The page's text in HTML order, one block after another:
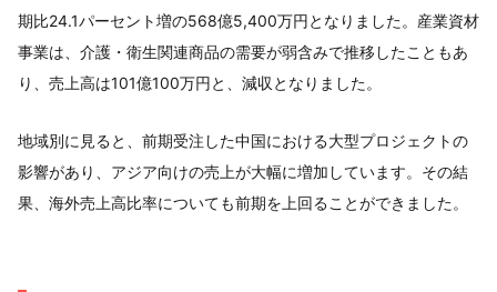
期比24.1パーセント増の568億5,400万円となりました。産業資材
事業は、介護・衛生関連商品の需要が弱含みで推移したこともあ
り、売上高は101億100万円と、減収となりました。
地域別に見ると、前期受注した中国における大型プロジェクトの
影響があり、アジア向けの売上が大幅に増加しています。その結
果、海外売上高比率についても前期を上回ることができました。